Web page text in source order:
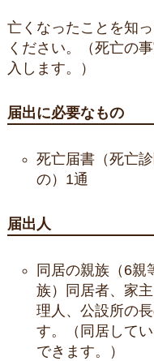
亡くなったことを知
ください。（死亡の
入します。）
届出に必要なもの
死亡届書（死亡
の）1通
届出人
同居の親族（6親
族）同居者、家
理人、公設所の
す。（同居して
できます。）